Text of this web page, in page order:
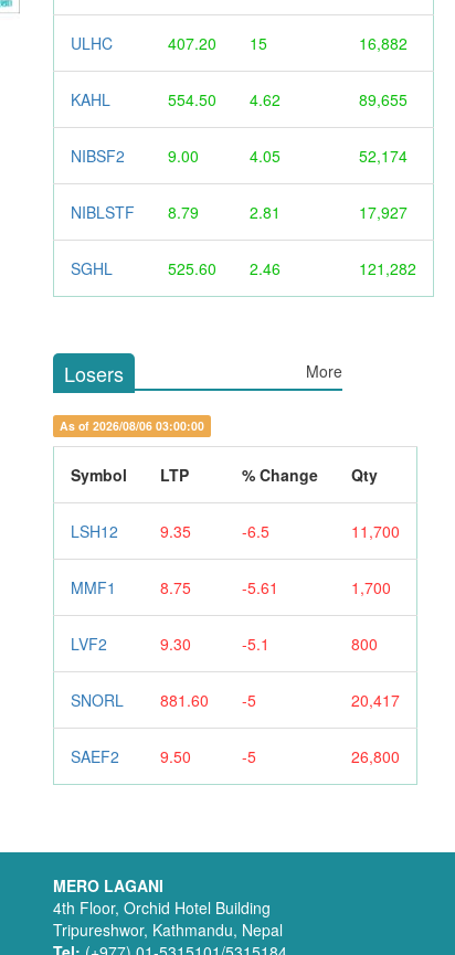
ULHC 407.20 15 16,882
KAHL 554.50 4.62 89,655
NIBSF2 9.00 4.05 52,174
NIBLSTF 8.79 2.81 17,927
SGHL 525.60 2.46 121,282
Losers More
As of 2026/08/06 03:00:00
Symbol LTP % Change Qty
LSH12 9.35 -6.5 11,700
MMF1 8.75 -5.61 1,700
LVF2 9.30 -5.1 800
SNORL 881.60 -5 20,417
SAEF2 9.50 -5 26,800
MERO LAGANI
4th Floor, Orchid Hotel Building
Tripureshwor, Kathmandu, Nepal